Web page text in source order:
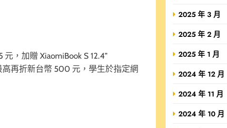
，加贈 XiaomiBook S 12.4”
再折新台幣 500 元，學生於指定網
2025 年 3 月
2025 年 2 月
2025 年 1 月
2024 年 12 月
2024 年 11 月
2024 年 10 月